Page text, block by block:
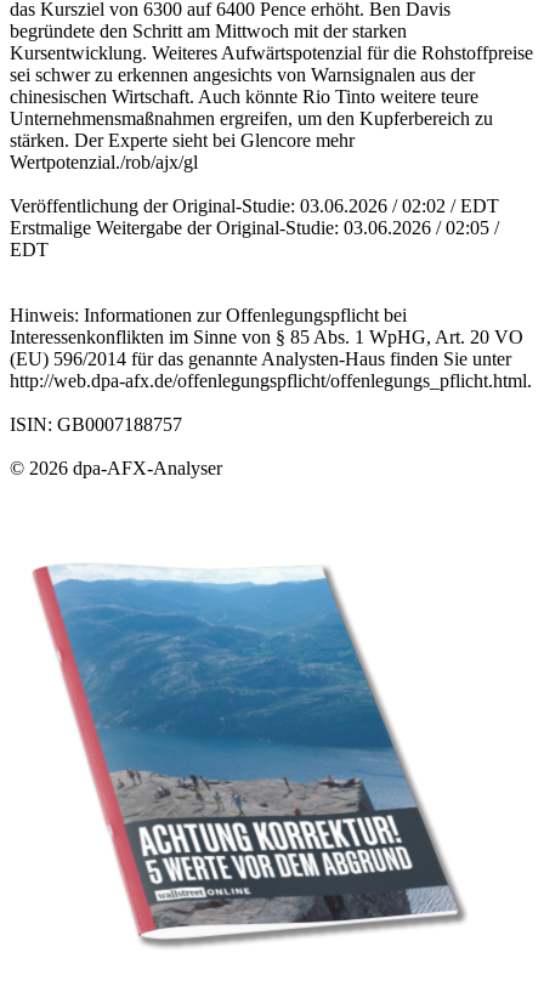
das Kursziel von 6300 auf 6400 Pence erhöht. Ben Davis
begründete den Schritt am Mittwoch mit der starken
Kursentwicklung. Weiteres Aufwärtspotenzial für die Rohstoffpreise
sei schwer zu erkennen angesichts von Warnsignalen aus der
chinesischen Wirtschaft. Auch könnte Rio Tinto weitere teure
Unternehmensmaßnahmen ergreifen, um den Kupferbereich zu
stärken. Der Experte sieht bei Glencore mehr
Wertpotenzial./rob/ajx/gl
Veröffentlichung der Original-Studie: 03.06.2026 / 02:02 / EDT
Erstmalige Weitergabe der Original-Studie: 03.06.2026 / 02:05 /
EDT
Hinweis: Informationen zur Offenlegungspflicht bei
Interessenkonflikten im Sinne von § 85 Abs. 1 WpHG, Art. 20 VO
(EU) 596/2014 für das genannte Analysten-Haus finden Sie unter
http://web.dpa-afx.de/offenlegungspflicht/offenlegungs_pflicht.html.
ISIN: GB0007188757
© 2026 dpa-AFX-Analyser